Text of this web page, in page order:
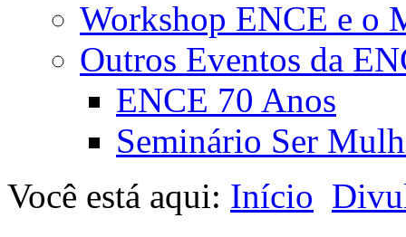
Workshop ENCE e o
Outros Eventos da
ENCE 70 Anos
Seminário Ser
Você está aqui: Início